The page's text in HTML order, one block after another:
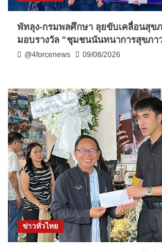
พัทลุง-กรมพลศึกษา ลุยขับเคลื่อนสุข
มอบรางวัล “ชุมชนนันทนาการสุขภ
@4forcenews 09/08/2026
ข่าวทั่วไทย